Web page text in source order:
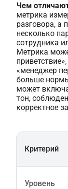
Чем
метрика
разговора, а
несколько
сотрудника
Метрика
«менеджер
больше
может
тон,
корректное
Критерий
Уровень